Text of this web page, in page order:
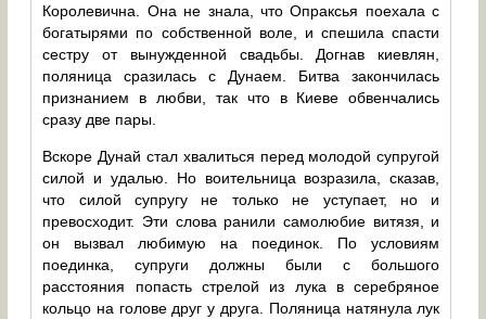
Королевична. Она не знала, что Опраксья поехала с
богатырями по собственной воле, и спешила спасти
сестру от вынужденной свадьбы. Догнав киевлян,
поляница сразилась с Дунаем. Битва закончилась
признанием в любви, так что в Киеве обвенчались
сразу две пары.
Вскоре Дунай стал хвалиться перед молодой супругой
силой и удалью. Но воительница возразила, сказав,
что силой супругу не только не уступает, но и
превосходит. Эти слова ранили самолюбие витязя, и
он вызвал любимую на поединок. По условиям
поединка, супруги должны были с большого
расстояния попасть стрелой из лука в серебряное
кольцо на голове друг у друга. Поляница натянула лук